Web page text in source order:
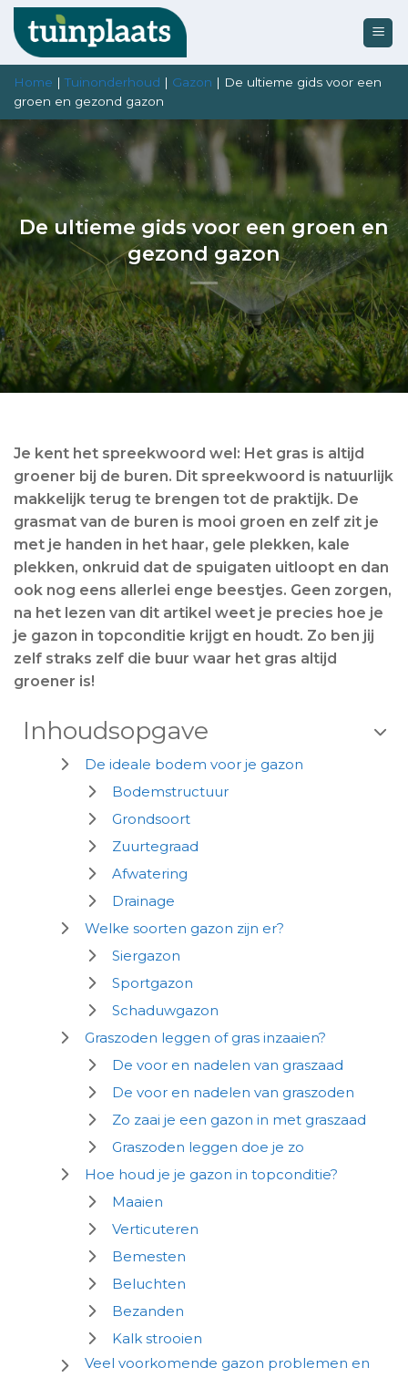
Ga
naar
inhoud
Home |Tuinonderhoud | Gazon | De ultieme gids voor een
groen en gezond gazon
De ultieme gids voor een groen en
gezond gazon
Je kent het spreekwoord wel: Het gras is altijd
groener bij de buren. Dit spreekwoord is natuurlijk
makkelijk terug te brengen tot de praktijk. De
grasmat van de buren is mooi groen en zelf zit je
met je handen in het haar, gele plekken, kale
plekken, onkruid dat de spuigaten uitloopt en dan
ook nog eens allerlei enge beestjes. Geen zorgen,
na het lezen van dit artikel weet je precies hoe je
je gazon in topconditie krijgt en houdt. Zo ben jij
zelf straks zelf die buur waar het gras altijd
groener is!
Inhoudsopgave 
De ideale bodem voor je gazon
Bodemstructuur
Grondsoort
Zuurtegraad
Afwatering
Drainage
Welke soorten gazon zijn er?
Siergazon
Sportgazon
Schaduwgazon
Graszoden leggen of gras inzaaien?
De voor en nadelen van graszaad
De voor en nadelen van graszoden
Zo zaai je een gazon in met graszaad
Graszoden leggen doe je zo
Hoe houd je je gazon in topconditie?
Maaien
Verticuteren
Bemesten
Beluchten
Bezanden
Kalk strooien
Veel voorkomende gazon problemen en